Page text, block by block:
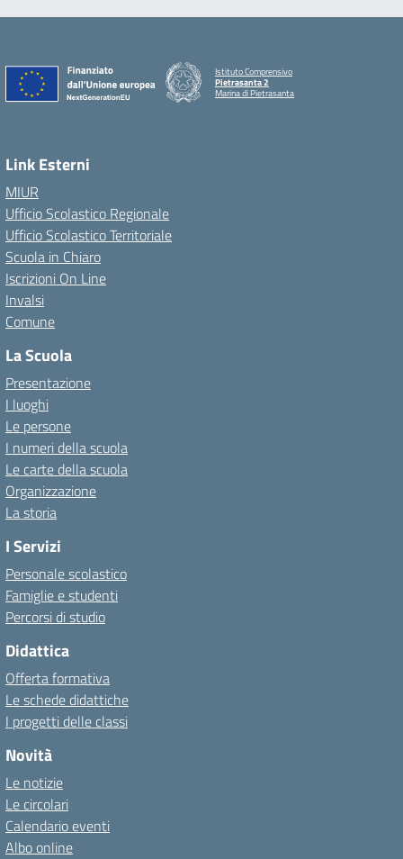
Istituto Comprensivo
Pietrasanta 2
Marina di Pietrasanta
Link Esterni
MIUR
Ufficio Scolastico Regionale
Ufficio Scolastico Territoriale
Scuola in Chiaro
Iscrizioni On Line
Invalsi
Comune
La Scuola
Presentazione
I luoghi
Le persone
I numeri della scuola
Le carte della scuola
Organizzazione
La storia
I Servizi
Personale scolastico
Famiglie e studenti
Percorsi di studio
Didattica
Offerta formativa
Le schede didattiche
I progetti delle classi
Novità
Le notizie
Le circolari
Calendario eventi
Albo online